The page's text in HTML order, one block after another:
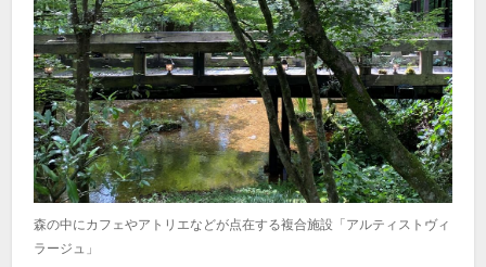
森の中にカフェやアトリエなどが点在する複合施設「アルティストヴィ
ラージュ」